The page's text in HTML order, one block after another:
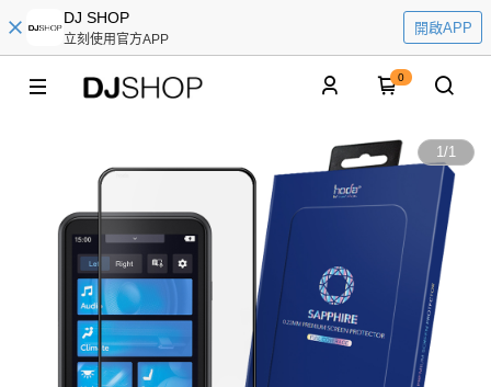
DJ SHOP
立刻使用官方APP
開啟APP
0
1/1